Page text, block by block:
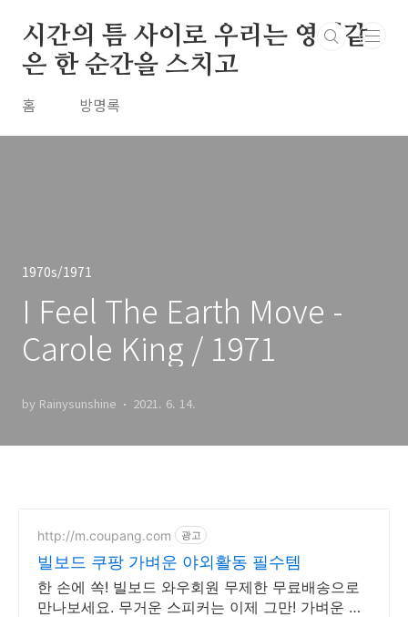
시간의 틈 사이로 우리는 영원같
은 한 순간을 스치고
홈 방명록
1970s/1971
I Feel The Earth Move -
Carole King / 1971
by Rainysunshine 2021. 6. 14.
http://m.coupang.com 광고
빌보드 쿠팡 가벼운 야외활동 필수템
한 손에 쏙! 빌보드 와우회원 무제한 무료배송으로
만나보세요. 무거운 스피커는 이제 그만! 가벼운 미